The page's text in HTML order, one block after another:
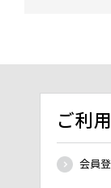
ご利
会員